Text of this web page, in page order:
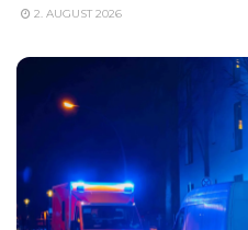
2. AUGUST 2026